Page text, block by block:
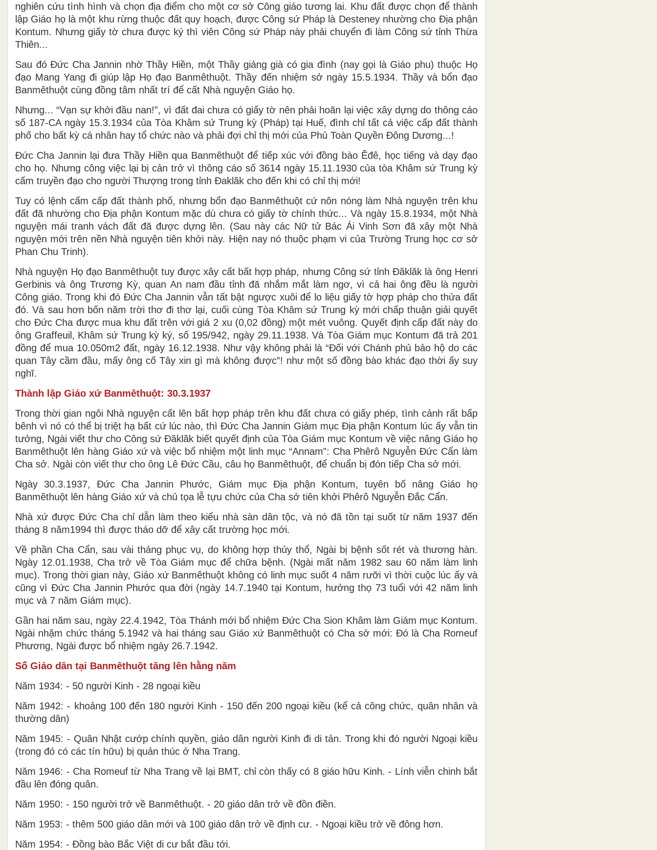
nghiên cứu tình hình và chọn địa điểm cho một cơ sở Công giáo tương lai. Khu đất được chọn để thành
lập Giáo họ là một khu rừng thuộc đất quy hoạch, được Công sứ Pháp là Desteney nhường cho Địa phận
Kontum. Nhưng giấy tờ chưa được ký thì viên Công sứ Pháp này phải chuyển đi làm Công sứ tỉnh Thừa
Thiên...
Sau đó Đức Cha Jannin nhờ Thầy Hiền, một Thầy giảng già có gia đình (nay gọi là Giáo phu) thuộc Họ
đạo Mang Yang đi giúp lập Họ đạo Banmêthuột. Thầy đến nhiệm sở ngày 15.5.1934. Thầy và bổn đạo
Banmêthuột cùng đồng tâm nhất trí để cất Nhà nguyện Giáo họ.
Nhưng... “Vạn sự khởi đầu nan!”, vì đất đai chưa có giấy tờ nên phải hoãn lại việc xây dựng do thông cáo
số 187-CA ngày 15.3.1934 của Tòa Khâm sứ Trung kỳ (Pháp) tại Huế, đình chỉ tất cả việc cấp đất thành
phố cho bất kỳ cá nhân hay tổ chức nào và phải đợi chỉ thị mới của Phủ Toàn Quyền Đông Dương...!
Đức Cha Jannin lại đưa Thầy Hiền qua Banmêthuột để tiếp xúc với đồng bào Êđê, học tiếng và dạy đạo
cho họ. Nhưng công việc lại bị cản trở vì thông cáo số 3614 ngày 15.11.1930 của tòa Khâm sứ Trung kỳ
cấm truyền đạo cho người Thượng trong tỉnh Đaklăk cho đến khi có chỉ thị mới!
Tuy có lệnh cấm cấp đất thành phố, nhưng bổn đạo Banmêthuột cứ nôn nóng làm Nhà nguyện trên khu
đất đã nhường cho Địa phận Kontum mặc dù chưa có giấy tờ chính thức... Và ngày 15.8.1934, một Nhà
nguyện mái tranh vách đất đã được dựng lên. (Sau này các Nữ tử Bác Ái Vinh Sơn đã xây một Nhà
nguyện mới trên nền Nhà nguyện tiên khởi này. Hiện nay nó thuộc phạm vi của Trường Trung học cơ sở
Phan Chu Trinh).
Nhà nguyện Họ đạo Banmêthuột tuy được xây cất bất hợp pháp, nhưng Công sứ tỉnh Đăklăk là ông Henri
Gerbinis và ông Trương Kỳ, quan An nam đầu tỉnh đã nhắm mắt làm ngơ, vì cả hai ông đều là người
Công giáo. Trong khi đó Đức Cha Jannin vẫn tất bật ngược xuôi để lo liệu giấy tờ hợp pháp cho thửa đất
đó. Và sau hơn bốn năm trời thơ đi thơ lại, cuối cùng Tòa Khâm sứ Trung kỳ mới chấp thuận giải quyết
cho Đức Cha được mua khu đất trên với giá 2 xu (0,02 đồng) một mét vuông. Quyết định cấp đất này do
ông Graffeuil, Khâm sứ Trung kỳ ký, số 195/942, ngày 29.11.1938. Và Tòa Giám mục Kontum đã trả 201
đồng để mua 10.050m2 đất, ngày 16.12.1938. Như vậy không phải là “Đối với Chánh phủ bảo hộ do các
quan Tây cầm đầu, mấy ông cố Tây xin gì mà không được”! như một số đồng bào khác đạo thời ấy suy
nghĩ.
Thành lập Giáo xứ Banmêthuột: 30.3.1937
Trong thời gian ngôi Nhà nguyện cất lên bất hợp pháp trên khu đất chưa có giấy phép, tình cảnh rất bấp
bênh vì nó có thể bị triệt hạ bất cứ lúc nào, thì Đức Cha Jannin Giám mục Địa phận Kontum lúc ấy vẫn tin
tưởng, Ngài viết thư cho Công sứ Đăklăk biết quyết định của Tòa Giám mục Kontum về việc nâng Giáo họ
Banmêthuột lên hàng Giáo xứ và việc bổ nhiệm một linh mục “Annam”: Cha Phêrô Nguyễn Đức Cẩn làm
Cha sở. Ngài còn viết thư cho ông Lê Đức Cầu, câu họ Banmêthuột, để chuẩn bị đón tiếp Cha sở mới.
Ngày 30.3.1937, Đức Cha Jannin Phước, Giám mục Địa phận Kontum, tuyên bố nâng Giáo họ
Banmêthuột lên hàng Giáo xứ và chủ tọa lễ tựu chức của Cha sở tiên khởi Phêrô Nguyễn Đắc Cẩn.
Nhà xứ được Đức Cha chỉ dẫn làm theo kiểu nhà sàn dân tộc, và nó đã tồn tại suốt từ năm 1937 đến
tháng 8 năm1994 thì được tháo dỡ để xây cất trường học mới.
Về phần Cha Cẩn, sau vài tháng phục vụ, do không hợp thủy thổ, Ngài bị bệnh sốt rét và thương hàn.
Ngày 12.01.1938, Cha trở về Tòa Giám mục để chữa bệnh. (Ngài mất năm 1982 sau 60 năm làm linh
mục). Trong thời gian này, Giáo xứ Banmêthuột không có linh mục suốt 4 năm rưỡi vì thời cuộc lúc ấy và
cũng vì Đức Cha Jannin Phước qua đời (ngày 14.7.1940 tại Kontum, hưởng thọ 73 tuổi với 42 năm linh
mục và 7 năm Giám mục).
Gần hai năm sau, ngày 22.4.1942, Tòa Thánh mới bổ nhiệm Đức Cha Sion Khâm làm Giám mục Kontum.
Ngài nhậm chức tháng 5.1942 và hai tháng sau Giáo xứ Banmêthuột có Cha sở mới: Đó là Cha Romeuf
Phương, Ngài được bổ nhiệm ngày 26.7.1942.
Số Giáo dân tại Banmêthuột tăng lên hằng năm
Năm 1934: - 50 người Kinh - 28 ngoại kiều
Năm 1942: - khoảng 100 đến 180 người Kinh - 150 đến 200 ngoại kiều (kể cả công chức, quân nhân và
thường dân)
Năm 1945: - Quân Nhật cướp chính quyền, giáo dân người Kinh đi di tản. Trong khi đó người Ngoại kiều
(trong đó có các tín hữu) bị quản thúc ở Nha Trang.
Năm 1946: - Cha Romeuf từ Nha Trang về lại BMT, chỉ còn thấy có 8 giáo hữu Kinh. - Lính viễn chinh bắt
đầu lên đóng quân.
Năm 1950: - 150 người trở về Banmêthuột. - 20 giáo dân trở về đồn điền.
Năm 1953: - thêm 500 giáo dân mới và 100 giáo dân trở về định cư. - Ngoại kiều trở về đông hơn.
Năm 1954: - Đồng bào Bắc Việt di cư bắt đầu tới.